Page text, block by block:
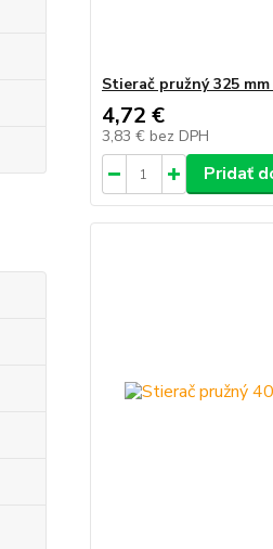
Stierač pružný 325 mm
4,72 €
3,83 € bez DPH
Pridať